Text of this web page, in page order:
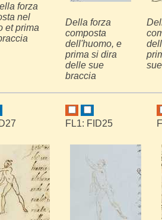
forza
nel
et prima
Della forza
composta
dell'huomo, e
prima si dira
delle sue
braccia
FL1: FID25